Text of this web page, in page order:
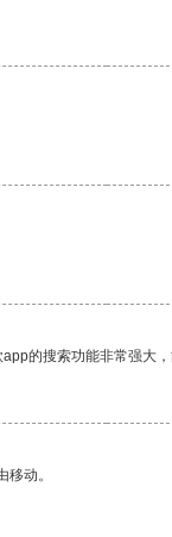
的搜索功能非常强大，
动。